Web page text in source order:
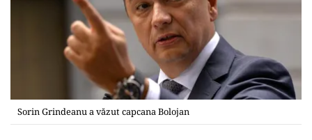
Sorin Grindeanu a văzut capcana Bolojan